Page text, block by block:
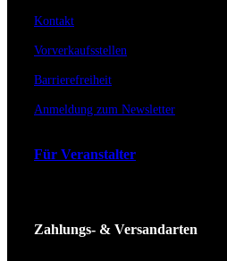
Kontakt
Vorverkaufsstellen
Barrierefreiheit
Anmeldung zum Newsletter
Für Veranstalter
Zahlungs- & Versandarten